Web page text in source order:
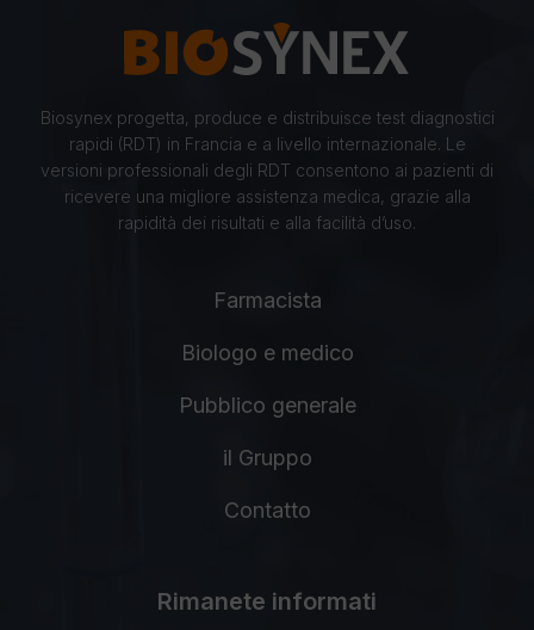
Biosynex progetta, produce e distribuisce test diagnostici
rapidi (RDT) in Francia e a livello internazionale. Le
versioni professionali degli RDT consentono ai pazienti di
ricevere una migliore assistenza medica, grazie alla
rapidità dei risultati e alla facilità d’uso.
Farmacista
Biologo e medico
Pubblico generale
il Gruppo
Contatto
Rimanete informati